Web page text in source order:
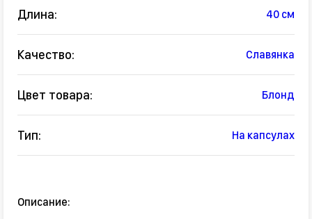
Длина: 40 см
Качество: Славянка
Цвет товара: Блонд
Тип: На капсулах
Описание: